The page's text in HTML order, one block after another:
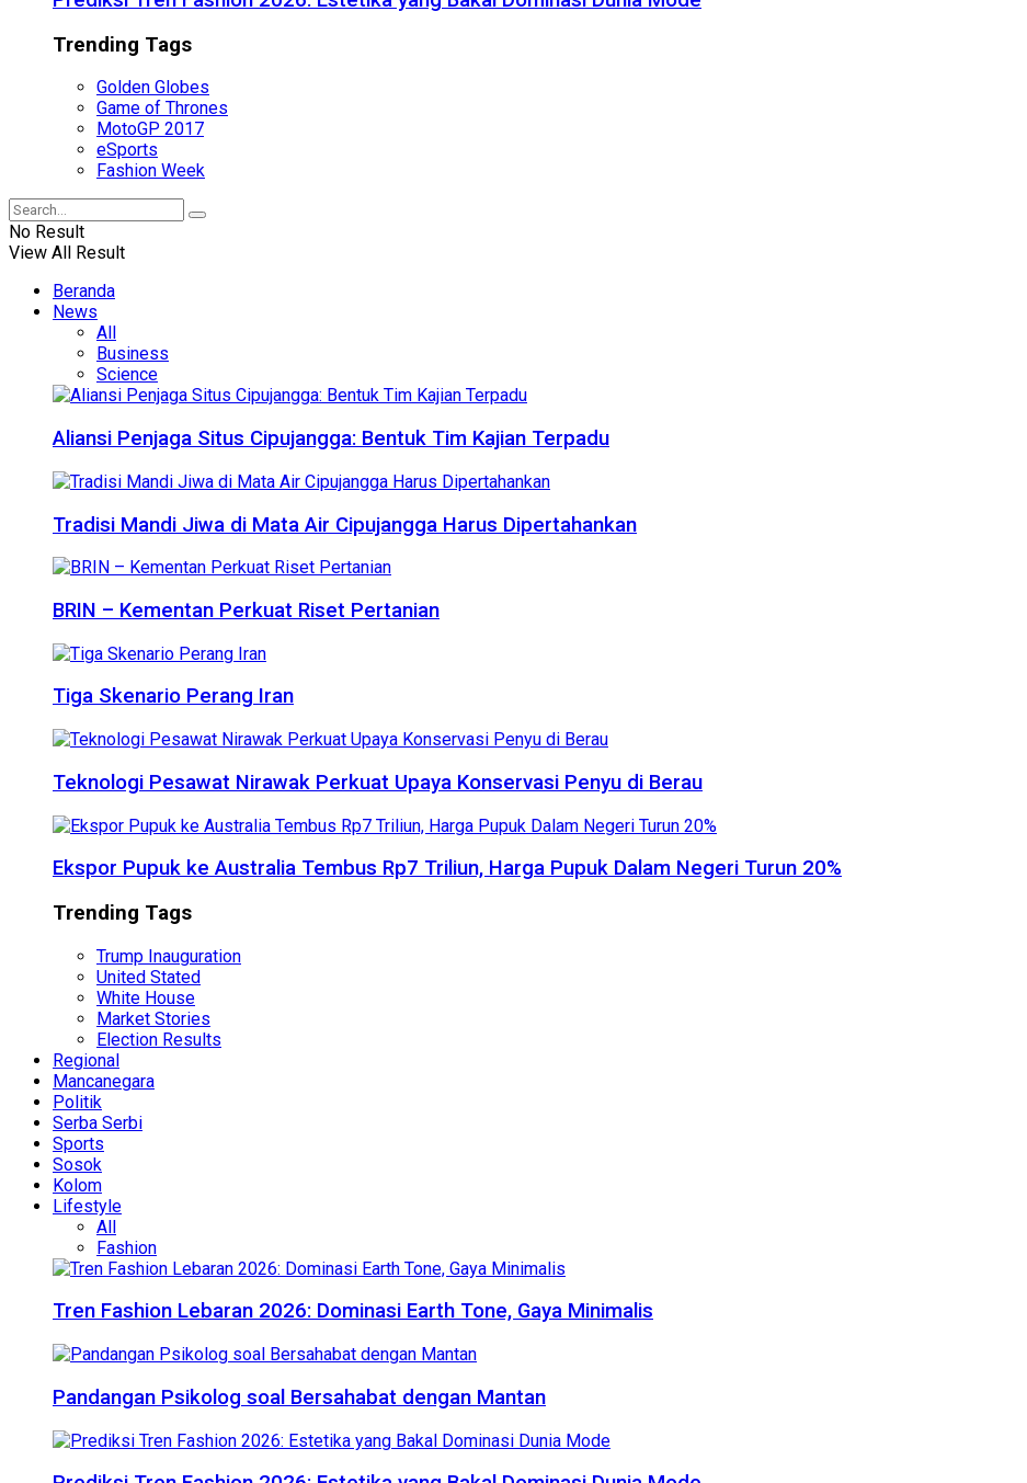
Trending Tags
Golden Globes
Game of Thrones
MotoGP 2017
eSports
Fashion Week
No Result
View All Result
Beranda
News
All
Business
Science
Aliansi Penjaga Situs Cipujangga: Bentuk Tim Kajian Terpadu
Tradisi Mandi Jiwa di Mata Air Cipujangga Harus Dipertahankan
BRIN – Kementan Perkuat Riset Pertanian
Tiga Skenario Perang Iran
Teknologi Pesawat Nirawak Perkuat Upaya Konservasi Penyu di Berau
Ekspor Pupuk ke Australia Tembus Rp7 Triliun, Harga Pupuk Dalam Negeri Turun 20%
Trending Tags
Trump Inauguration
United Stated
White House
Market Stories
Election Results
Regional
Mancanegara
Politik
Serba Serbi
Sports
Sosok
Kolom
Lifestyle
All
Fashion
Tren Fashion Lebaran 2026: Dominasi Earth Tone, Gaya Minimalis
Pandangan Psikolog soal Bersahabat dengan Mantan